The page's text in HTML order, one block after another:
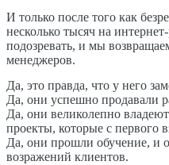
И только после того как
несколько тысяч на
подозревать, и мы
менеджеров.
Да, это правда, что у него
Да, они успешно продавали
Да, они великолепно
проекты, которые с первого
Да, они прошли обучение, и
возражений клиентов.